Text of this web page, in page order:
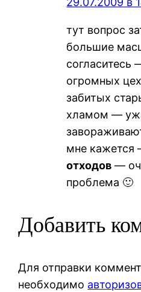
тут вопрос
большие
согласитесь
огромных
забитых
хламом —
мне
отходов —
проблема 🙂
Добавить
Для отправки
необходимо